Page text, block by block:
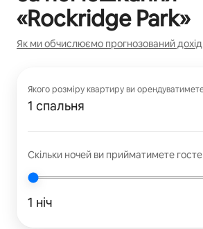
«Rockridge Park»
Як ми обчислюємо прогнозований дохід
Якого розміру квартиру ви
1 спальня
Скільки ночей ви прийматимете
1 ніч